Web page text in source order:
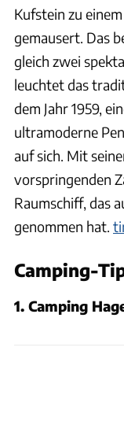
Kufstein zu
gemausert. Das
gleich zwei
leuchtet das
dem Jahr 1959,
ultramoderne
auf sich. Mit
vorspringenden
Raumschiff, das
genommen hat.
Camping-
1. Camping